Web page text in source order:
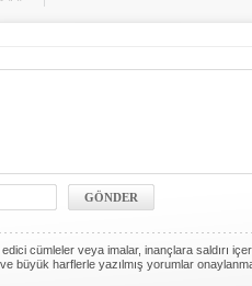
cümleler veya imalar, inançlara saldırı
büyük harflerle yazılmış yorumlar